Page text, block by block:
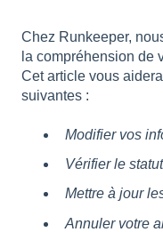
Chez Runkeeper,
la compréhension de
Cet article vous
suivantes :
Modifier vos
Vérifier le
Mettre à jour
Annuler votre